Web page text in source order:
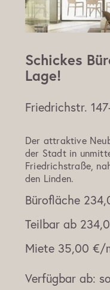
Schickes
Lage!
Friedrichstr.
Der attraktive
der Stadt in
Friedrichstraße,
den Linden.
Bürofläche
Teilbar ab
Miete 35,00 €/
Verfügbar ab: